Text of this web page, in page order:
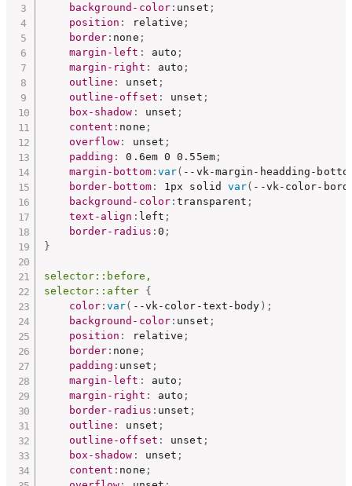
background-color : unset ;
position : relative ;
border : none ;
margin-left : auto ;
margin-right : auto ;
outline : unset ;
outline-offset : unset ;
box-shadow : unset ;
content : none ;
overflow : unset ;
padding : 0.6em 0 0.55em;
margin-bottom: var( --vk-margin-headding-
border-bottom: 1px solid var( --vk-color-
background-color :transparent ;
text-align : left ;
border-radius : 0 ;
}
selector::before,
selector::after {
color :var( --vk-color-text-body ) ;
background-color : unset ;
position : relative ;
border : none ;
padding : unset ;
margin-left : auto ;
margin-right : auto ;
border-radius : unset ;
outline : unset ;
outline-offset : unset ;
box-shadow : unset ;
content : none ;